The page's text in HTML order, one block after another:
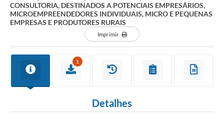
Deca Municipal
Formulários
CONSULTORIA, DESTINADOS A POTENCIAIS EMPRESÁRIOS,
MICROEMPREENDEDORES INDIVIDUAIS, MICRO E PEQUENAS
EMPRESAS E PRODUTORES RURAIS
Imprimir
1
Detalhes